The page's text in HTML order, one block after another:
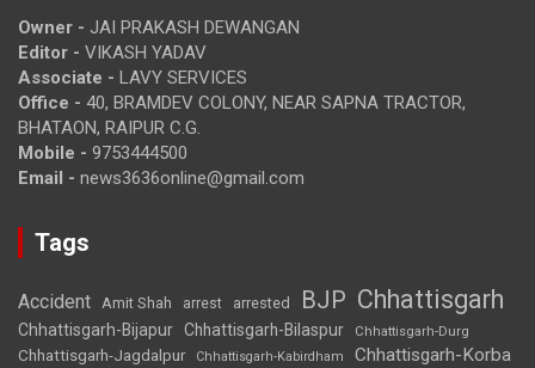
Owner - JAI PRAKASH DEWANGAN
Editor - VIKASH YADAV
Associate - LAVY SERVICES
Office - 40, BRAMDEV COLONY, NEAR SAPNA TRACTOR,
BHATAON, RAIPUR C.G.
Mobile - 9753444500
Email - news3636online@gmail.com
Tags
Accident Amit Shah arrest arrested BJP Chhattisgarh
Chhattisgarh-Bijapur Chhattisgarh-Bilaspur Chhattisgarh-Durg
Chhattisgarh-Jagdalpur Chhattisgarh-Kabirdham Chhattisgarh-Korba